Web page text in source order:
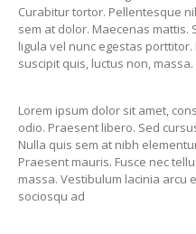
Curabitur tortor. Pellentesque
sem at dolor. Maecenas mattis.
ligula vel nunc egestas
suscipit quis, luctus non, massa.
Lorem ipsum dolor sit amet,
odio. Praesent libero. Sed
Nulla quis sem at nibh
Praesent mauris. Fusce nec
massa. Vestibulum lacinia arcu
sociosqu ad